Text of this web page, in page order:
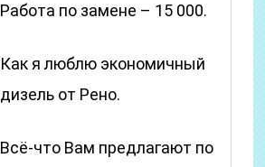
Работа по замене – 15 000.
Как я люблю экономичный
дизель от Рено.
Всё-что Вам предлагают по